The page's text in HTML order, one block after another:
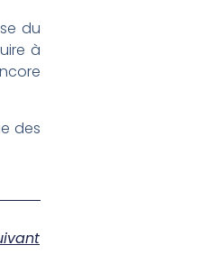
du
à
des